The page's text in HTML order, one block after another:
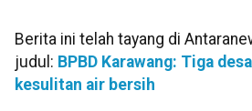
Berita ini telah tayang di
judul: BPBD Karawang: Tiga
kesulitan air bersih